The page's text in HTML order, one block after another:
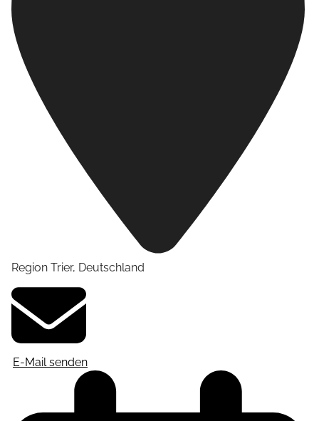
Region Trier, Deutschland
E-Mail senden